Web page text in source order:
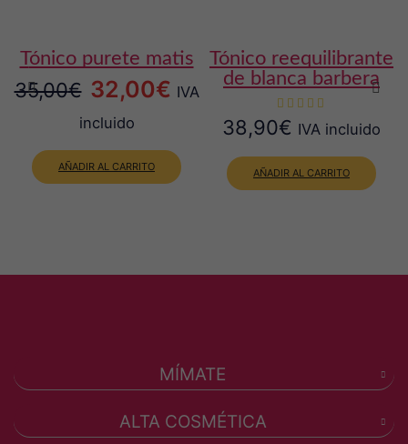
tónico purete matis
35,00€ El
precio
original
era:
32,00€El
precio
actual
es:
IVA
incluido
AÑADIR AL CARRITO
tónico reequilibrante
de blanca barbera
38,90€ IVA incluido
AÑADIR AL CARRITO
MÍMATE
ALTA COSMÉTICA